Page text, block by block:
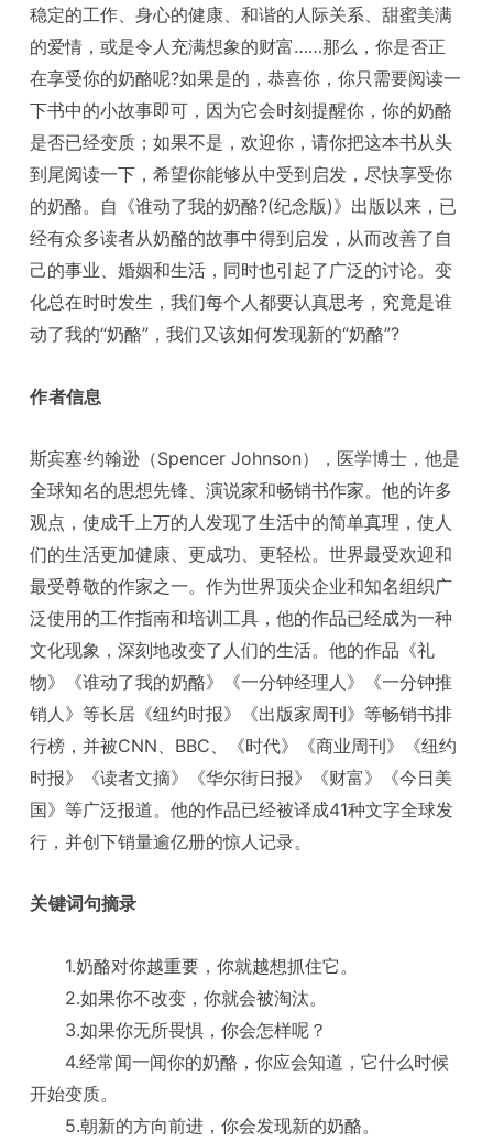
稳定的工作、身心的健康、和谐的人际关系、甜蜜美满
的爱情，或是令人充满想象的财富……那么，你是否正
在享受你的奶酪呢?如果是的，恭喜你，你只需要阅读一
下书中的小故事即可，因为它会时刻提醒你，你的奶酪
是否已经变质；如果不是，欢迎你，请你把这本书从头
到尾阅读一下，希望你能够从中受到启发，尽快享受你
的奶酪。自《谁动了我的奶酪?(纪念版)》出版以来，已
经有众多读者从奶酪的故事中得到启发，从而改善了自
己的事业、婚姻和生活，同时也引起了广泛的讨论。变
化总在时时发生，我们每个人都要认真思考，究竟是谁
动了我的“奶酪”，我们又该如何发现新的“奶酪”?
作者信息
斯宾塞·约翰逊（Spencer Johnson），医学博士，他是
全球知名的思想先锋、演说家和畅销书作家。他的许多
观点，使成千上万的人发现了生活中的简单真理，使人
们的生活更加健康、更成功、更轻松。世界最受欢迎和
最受尊敬的作家之一。作为世界顶尖企业和知名组织广
泛使用的工作指南和培训工具，他的作品已经成为一种
文化现象，深刻地改变了人们的生活。他的作品《礼
物》《谁动了我的奶酪》《一分钟经理人》《一分钟推
销人》等长居《纽约时报》《出版家周刊》等畅销书排
行榜，并被CNN、BBC、《时代》《商业周刊》《纽约
时报》《读者文摘》《华尔街日报》《财富》《今日美
国》等广泛报道。他的作品已经被译成41种文字全球发
行，并创下销量逾亿册的惊人记录。
关键词句摘录
1.奶酪对你越重要，你就越想抓住它。
2.如果你不改变，你就会被淘汰。
3.如果你无所畏惧，你会怎样呢？
4.经常闻一闻你的奶酪，你应会知道，它什么时候
开始变质。
5.朝新的方向前进，你会发现新的奶酪。